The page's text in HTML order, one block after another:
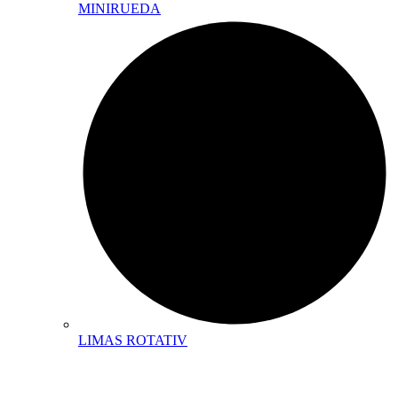
MINIRUEDA
LIMAS ROTATIV